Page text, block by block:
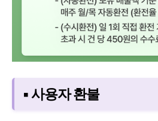
▪ 사용자 환불